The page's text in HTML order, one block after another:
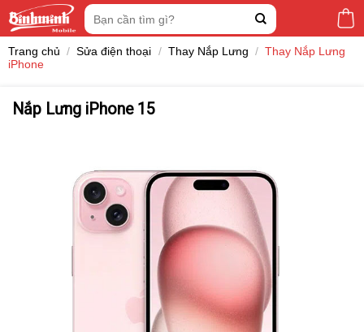
Tìm
kiếm:
Trang chủ / Sửa điện thoại / Thay Nắp Lưng / Thay Nắp Lưng
iPhone
Nắp Lưng iPhone 15